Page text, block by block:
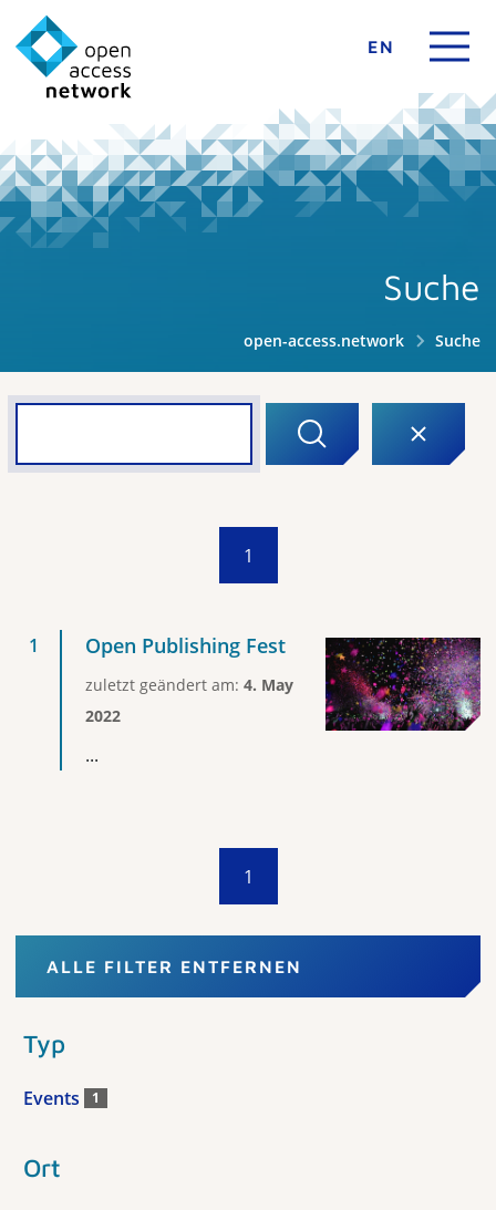
EN
Suche
open-access.network Suche
1
Open Publishing Fest
zuletzt geändert am: 4. May
2022
...
1
ALLE FILTER ENTFERNEN
Typ
Events 1
Ort